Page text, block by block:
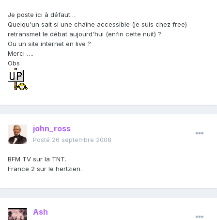
Je poste ici à défaut…
Quelqu'un sait si une chaîne accessible (je suis chez free)
retransmet le débat aujourd'hui (enfin cette nuit) ?
Ou un site internet en live ?
Merci ….
Obs
john_ross
Posté 26 septembre 2008
BFM TV sur la TNT.
France 2 sur le hertzien.
Ash